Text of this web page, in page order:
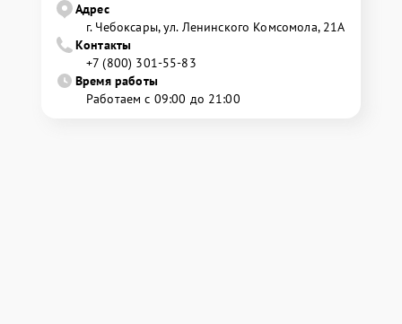
Адрес
г. Чебоксары, ул. Ленинского Комсомола, 21А
Контакты
+7 (800) 301-55-83
Время работы
Работаем с 09:00 до 21:00